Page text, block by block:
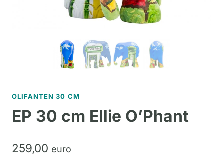
OLIFANTEN 30 CM
EP 30 cm Ellie O’Phant
259,00 euro